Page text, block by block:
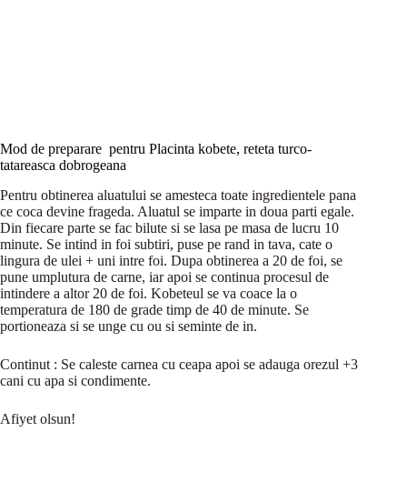
Mod de preparare pentru Placinta kobete, reteta turco-
tatareasca dobrogeana
Pentru obtinerea aluatului se amesteca toate ingredientele pana
ce coca devine frageda. Aluatul se imparte in doua parti egale.
Din fiecare parte se fac bilute si se lasa pe masa de lucru 10
minute. Se intind in foi subtiri, puse pe rand in tava, cate o
lingura de ulei + uni intre foi. Dupa obtinerea a 20 de foi, se
pune umplutura de carne, iar apoi se continua procesul de
intindere a altor 20 de foi. Kobeteul se va coace la o
temperatura de 180 de grade timp de 40 de minute. Se
portioneaza si se unge cu ou si seminte de in.
Continut : Se caleste carnea cu ceapa apoi se adauga orezul +3
cani cu apa si condimente.
Afiyet olsun!